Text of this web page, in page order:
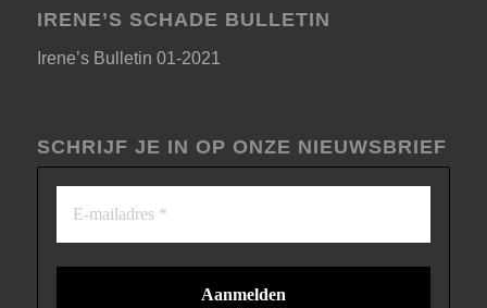
IRENE’S SCHADE BULLETIN
Irene’s Bulletin 01-2021
SCHRIJF JE IN OP ONZE NIEUWSBRIEF